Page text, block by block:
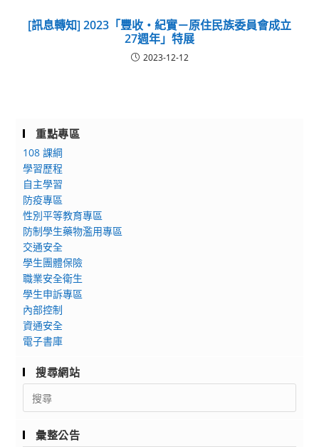
[訊息轉知] 2023「豐收‧紀實－原住民族委員會成立
27週年」特展
2023-12-12
重點專區
108 課綱
學習歷程
自主學習
防疫專區
性別平等教育專區
防制學生藥物濫用專區
交通安全
學生團體保險
職業安全衛生
學生申訴專區
內部控制
資通安全
電子書庫
搜尋網站
Search
for:
彙整公告